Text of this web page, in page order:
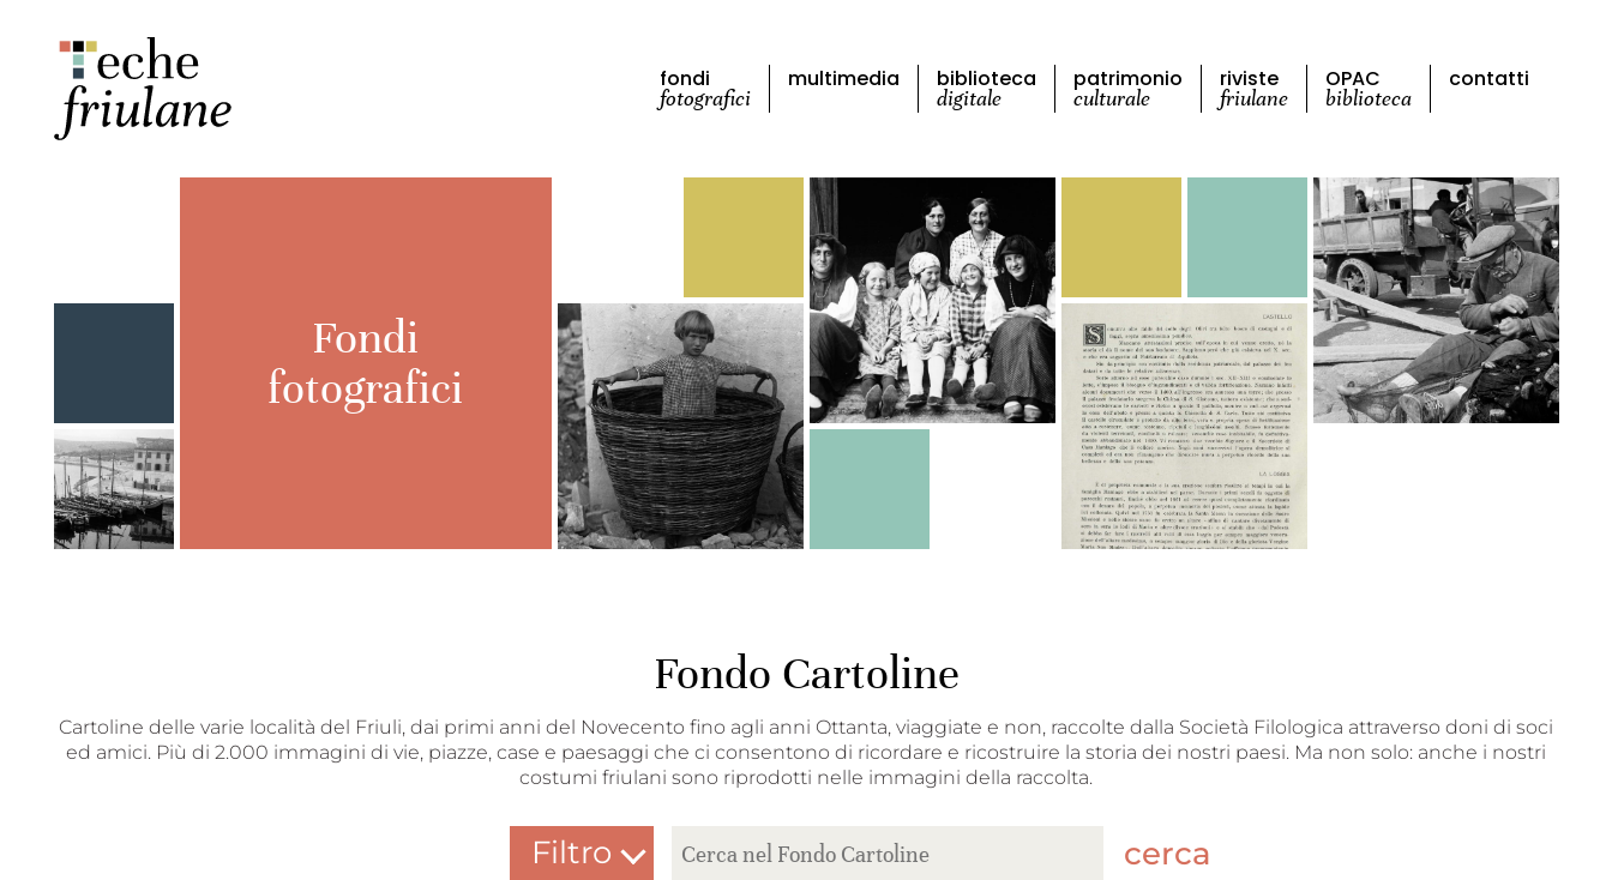
fondi
fotografici
multimedia biblioteca
digitale
patrimonio
culturale
riviste
friulane
OPAC
biblioteca
contatti
Fondi
fotografici
Fondo Cartoline
Cartoline delle varie località del Friuli, dai primi anni del Novecento fino agli anni Ottanta, viaggiate e non, raccolte dalla Società Filologica attraverso doni di soci
ed amici. Più di 2.000 immagini di vie, piazze, case e paesaggi che ci consentono di ricordare e ricostruire la storia dei nostri paesi. Ma non solo: anche i nostri
costumi friulani sono riprodotti nelle immagini della raccolta.
Filtro
cerca